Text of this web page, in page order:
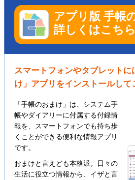
アプリ版 手帳
詳しくはこちら
スマートフォンやタブレットに
け」アプリをインストールして
「手帳のおまけ」は、システム手
帳やダイアリーに付属する付録情
報を、スマートフォンでも持ち歩
くことができる便利な情報アプリ
です。
おまけと言えども本格派。日々の
生活に役立つ情報から、イザと言